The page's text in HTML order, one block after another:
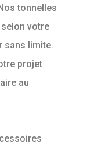
tonnelles
votre
sans limite.
projet
au